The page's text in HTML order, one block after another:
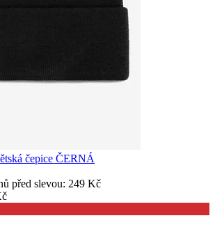
čepice ČERNÁ
před slevou: 249 Kč